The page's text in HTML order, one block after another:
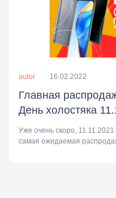
autor 16.02.2022
Главная
День холостяка
Уже очень скоро,
самая ожидаемая